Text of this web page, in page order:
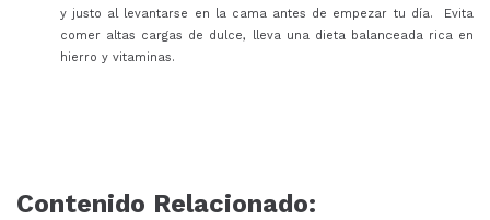
y justo al levantarse en la cama antes de empezar tu día. Evita
comer altas cargas de dulce, lleva una dieta balanceada rica en
hierro y vitaminas.
Contenido Relacionado: